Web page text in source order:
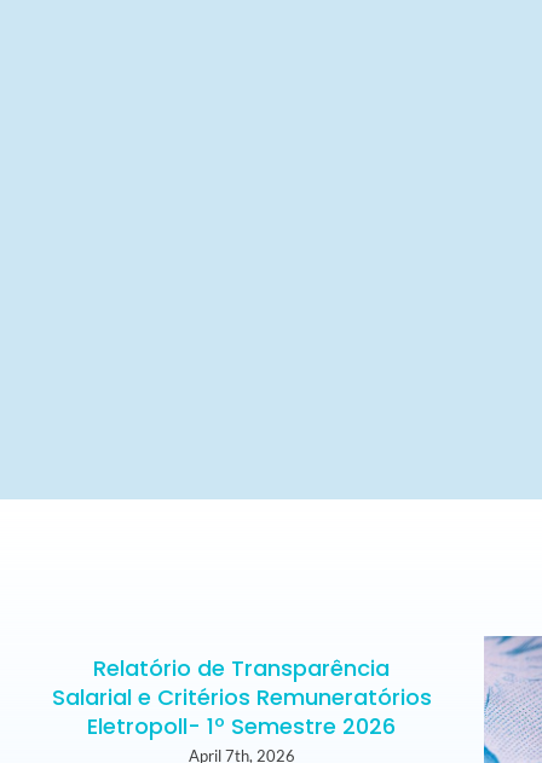
Relatório de Transparência
Salarial e Critérios Remuneratórios
Eletropoll- 1º Semestre 2026
April 7th, 2026